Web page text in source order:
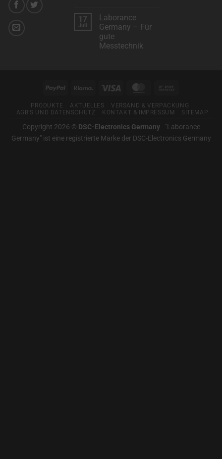
Das
Suchportal
für
professionelle
Mess-
und
Wir
arbeiten
mit
“Klarna”
für
17
Juli
Laborance
Germany – Für
gute
Messtechnik
Messtechnik
PayPal Klarna Visa MasterCard
PRODUKTE AKTUELLES
VERSAND & VERPACKUNG
AGB’S UND DATENSCHUTZ
KONTAKT & IMPRESSUM SITEMAP
Copyright 2026 © DSC-Electronics Germany- "Laborance
Germany" ist eine registrierte Marke der DSC-Electronics Germany
used,